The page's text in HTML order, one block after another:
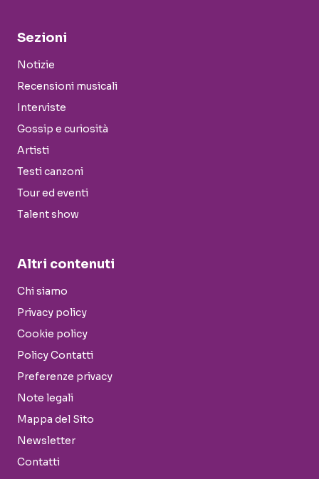
Sezioni
Notizie
Recensioni musicali
Interviste
Gossip e curiosità
Artisti
Testi canzoni
Tour ed eventi
Talent show
Altri contenuti
Chi siamo
Privacy policy
Cookie policy
Policy Contatti
Preferenze privacy
Note legali
Mappa del Sito
Newsletter
Contatti